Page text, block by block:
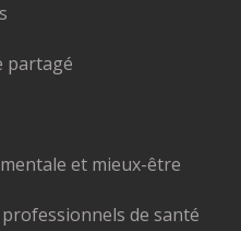
partagé
et mieux-être
de santé